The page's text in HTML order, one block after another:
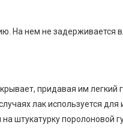
На нем не задерживается
придавая им легкий
лак используется для
штукатурку поролоновой